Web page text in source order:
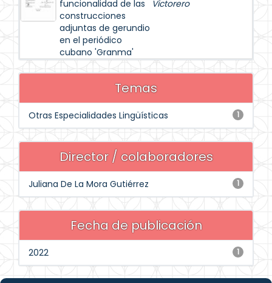
funcionalidad de las
construcciones
adjuntas de gerundio
en el periódico
cubano 'Granma'
Victorero
Temas
1
Otras Especialidades Lingüísticas
Director / colaboradores
1
Juliana De La Mora Gutiérrez
Fecha de publicación
1
2022